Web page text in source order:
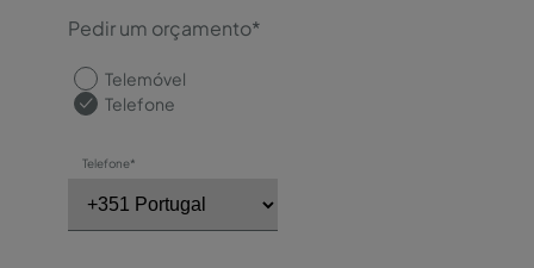
Pedir um orçamento*
Telemóvel
Telefone
Telefone*